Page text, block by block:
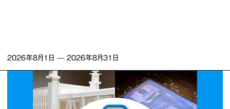
2026年8月1日 — 2026年8月31日